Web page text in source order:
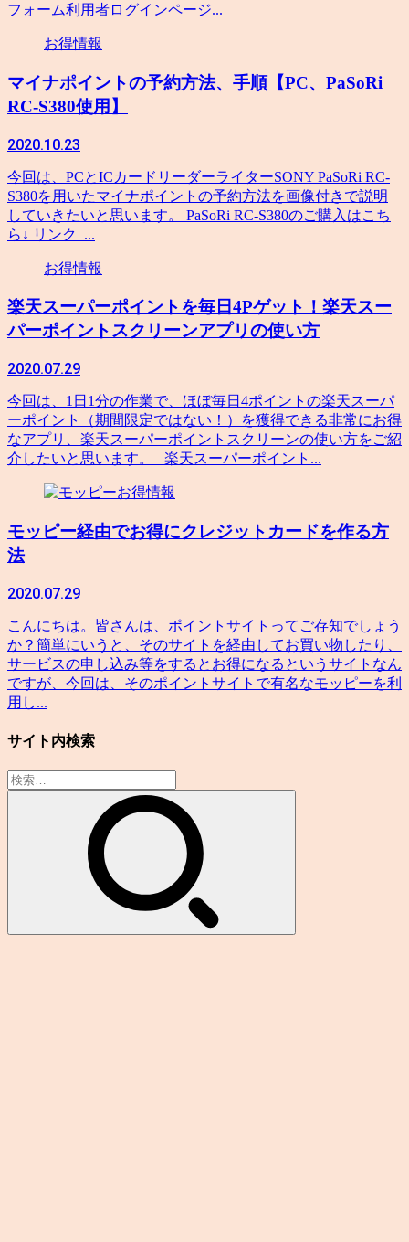
フォーム利用者ログインページ...
お得情報
マイナポイントの予約方法、手順【PC、PaSoRi
RC-S380使用】
2020.10.23
今回は、PCとICカードリーダーライターSONY PaSoRi RC-
S380を用いたマイナポイントの予約方法を画像付きで説明
していきたいと思います。 PaSoRi RC-S380のご購入はこち
ら↓ リンク ...
お得情報
楽天スーパーポイントを毎日4Pゲット！楽天スー
パーポイントスクリーンアプリの使い方
2020.07.29
今回は、1日1分の作業で、ほぼ毎日4ポイントの楽天スーパ
ーポイント（期間限定ではない！）を獲得できる非常にお得
なアプリ、楽天スーパーポイントスクリーンの使い方をご紹
介したいと思います。 楽天スーパーポイント...
お得情報
モッピー経由でお得にクレジットカードを作る方
法
2020.07.29
こんにちは。皆さんは、ポイントサイトってご存知でしょう
か？簡単にいうと、そのサイトを経由してお買い物したり、
サービスの申し込み等をするとお得になるというサイトなん
ですが、今回は、そのポイントサイトで有名なモッピーを利
用し...
サイト内検索
検
索: